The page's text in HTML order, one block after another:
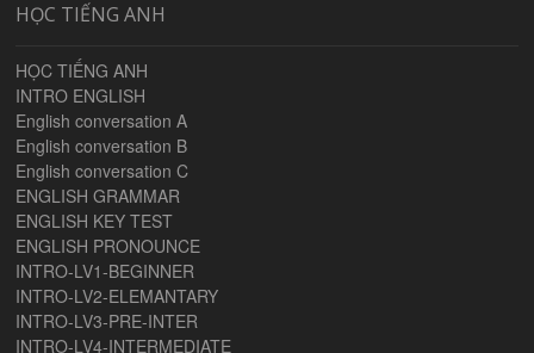
HỌC TIẾNG ANH
HỌC TIẾNG ANH
INTRO ENGLISH
English conversation A
English conversation B
English conversation C
ENGLISH GRAMMAR
ENGLISH KEY TEST
ENGLISH PRONOUNCE
INTRO-LV1-BEGINNER
INTRO-LV2-ELEMANTARY
INTRO-LV3-PRE-INTER
INTRO-LV4-INTERMEDIATE